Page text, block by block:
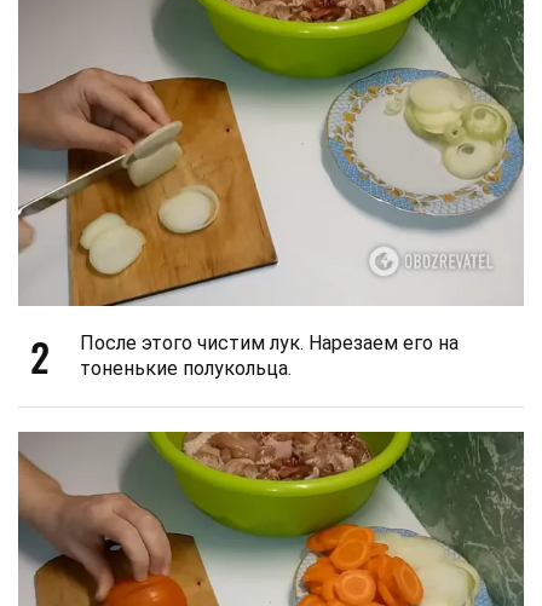
2
После этого чистим лук. Нарезаем его на
тоненькие полукольца.